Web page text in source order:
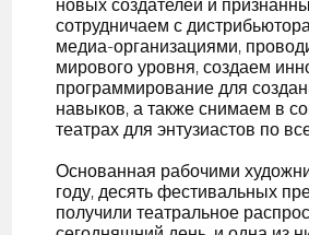
новых создателей и
сотрудничаем с
медиа-организациями,
мирового уровня, создаем
программирование для
навыков, а также снимаем в
театрах для энтузиастов по
Основанная рабочими
году, десять фестивальных
получили театральное